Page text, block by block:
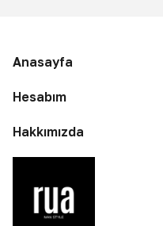
Anasayfa
Hesabım
Hakkımızda